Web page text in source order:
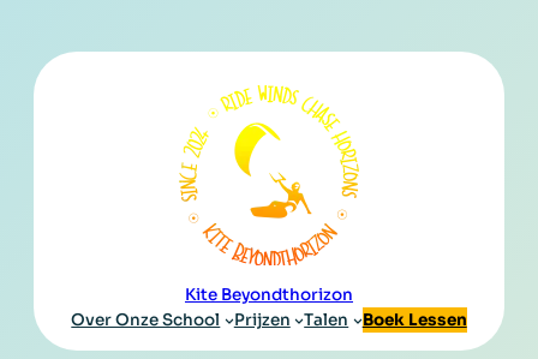
Kite Beyondthorizon
Over Onze School
Prijzen Talen Boek Lessen